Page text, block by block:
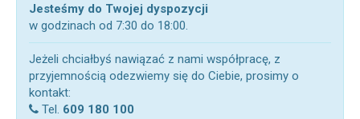
Jesteśmy do Twojej dyspozycji
w godzinach od 7:30 do 18:00.
Jeżeli chciałbyś nawiązać z nami współpracę, z
przyjemnością odezwiemy się do Ciebie, prosimy o
kontakt:
Tel. 609 180 100